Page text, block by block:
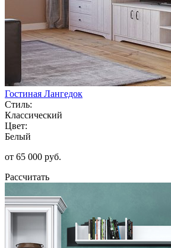
Гостиная Лангедок
Стиль:
Классический
Цвет:
Белый
от 65 000 руб.
Рассчитать